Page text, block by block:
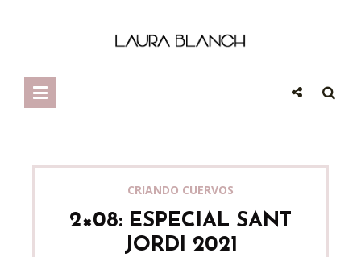
CRIANDO CUERVOS
2×08: ESPECIAL SANT
JORDI 2021